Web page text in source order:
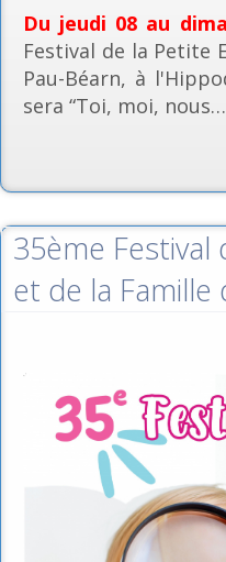
Du jeudi 08 au
Festival de la Petite
Pau-Béarn, à
sera “Toi, moi,
35ème Festival
et de la Famille